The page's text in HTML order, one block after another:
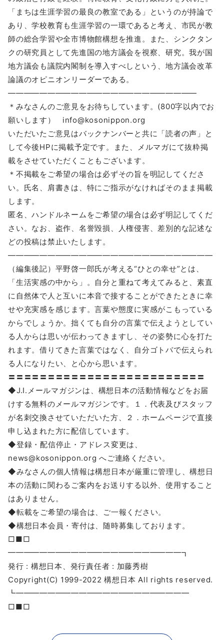
「まちは生涯学習の最良の教室である」というのが持論で
あり、学校教育も生涯学習の一環であると考え、市民が教
師の総合学習や全市博物館構想を推進。また、シンクタン
クの研究員として先進国の地方議会を視察、研究。我が国
地方議会も議院内閣制を導入すべしという、地方議会改革
論議のオピニオンリーダーである。
――――――――――――――――――――――――
＊みなさんのご意見をお待ちしています。(800字以内でお
願いします） info@kosonippon.org
いただいたご意見はバックナンバーと共に「読者の声」と
して今後HPに掲載予定です。また、メルマガにて抜粋掲
載をさせていただくこともございます。
＊不掲載をご希望の場合は必ずその旨を明記してくださ
い。氏名、肩書きは、特にご指示がなければそのまま掲載
します。
匿名、ハンドルネームをご希望の場合は必ず明記してくだ
さい。なお、盗作、名誉毀損、人権侵害、差別的な記述な
どの投稿は禁止いたします。
――――――――――――――――――――――――――
（編集後記）平野啓一郎氏が考える“ひとの幸せ”とは、
「生活実感の中から」。自分と重ねて考えてみると、素直
に自然体で人と互いに本音で接することができたときに幸
せや充実感を感じます。言葉や態度に実感がこもっている
からでしょうか。拙くても自分の言葉で伝えようとしてい
る人からは思いが伝わってきますし、その姿勢に心を打た
れます。借りてきた言葉ではなく、自分ゴトバで伝えられ
る人になりたい、と心から思います。
〓〓〓〓〓〓〓〓〓〓〓〓〓〓〓〓〓〓〓〓〓〓〓〓〓
◆J.I.メールマガジンは、構想日本の活動情報などをお届
けする無料のメールマガジンです。１．代表及びスタッフ
が名刺交換させていただいた方、２．ホームページで直接
申し込まれた方に配信しています。
◆登録・配信停止・アドレス変更は、
news@kosonippon.org へご連絡ください。
◆みなさんの個人情報は構想日本が厳重に管理し、構想日
本の活動に関わるご案内をお送りする以外、使用すること
はありません。
◆転載をご希望の場合は、ご一報ください。
◆構想日本会員・寄付は、随時募集しております。
□■□
━━━━━━━━━━━━━━━━━━━━━━┓
発行 : 構想日本、発行責任者 : 加藤秀樹
Copyright(C) 1999-2022 構想日本 All rights reserved.
┗━━━━━━━━━━━━━━━━━━━━━━
□■□